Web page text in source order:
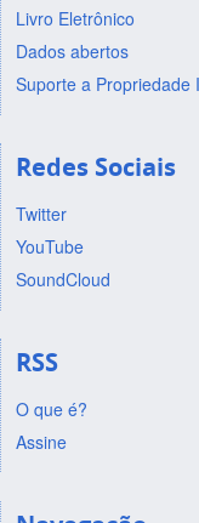
Livro Eletrônico
Dados abertos
Suporte a Propriedade
Redes Sociais
Twitter
YouTube
SoundCloud
RSS
O que é?
Assine